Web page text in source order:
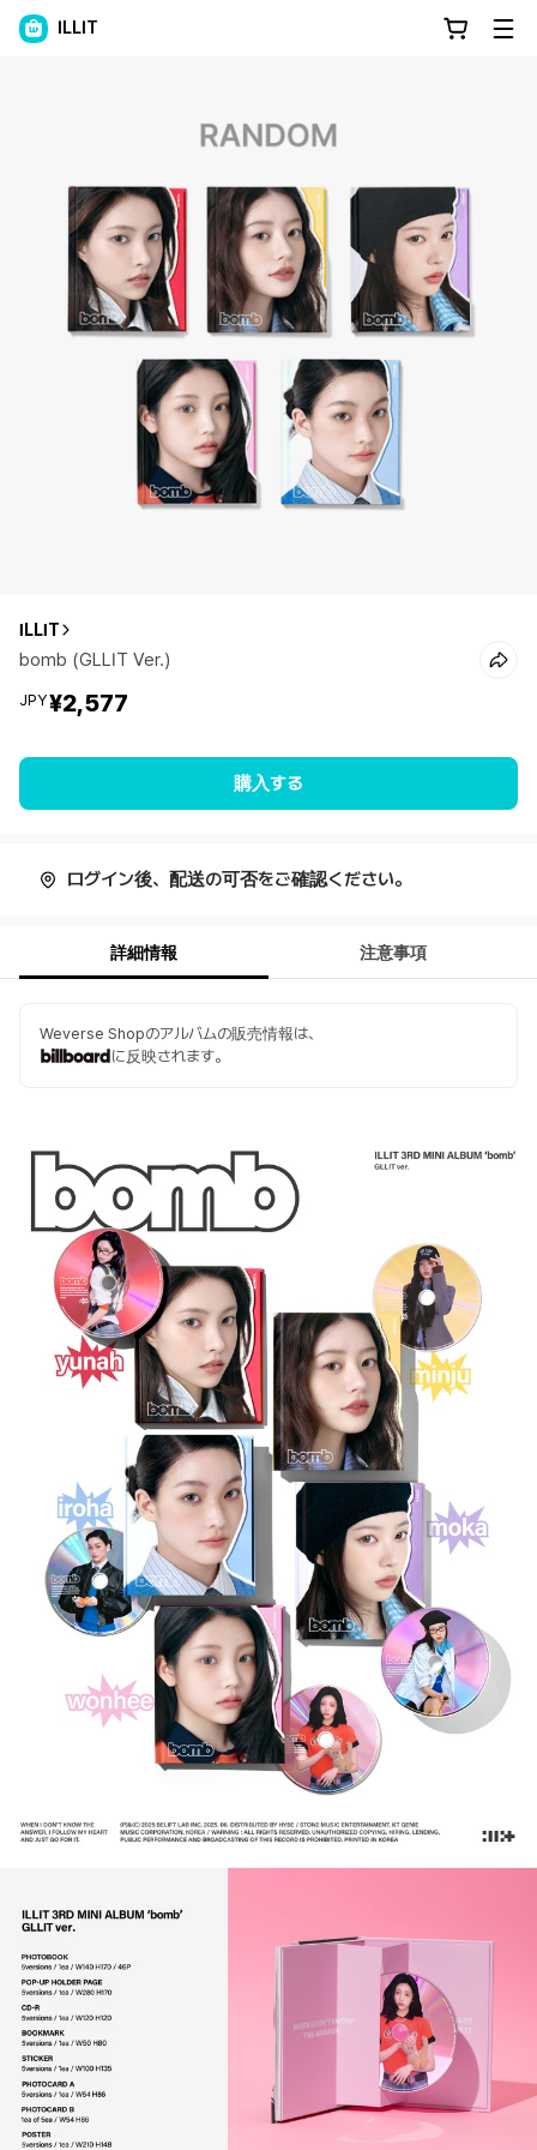
ILLIT
ILLIT
bomb (GLLIT Ver.)
JPY¥2,577
購入する
ログイン後、配送の可否をご確認ください。
詳細情報 注意事項
Weverse Shopのアルバムの販売情報は、
に反映されます。